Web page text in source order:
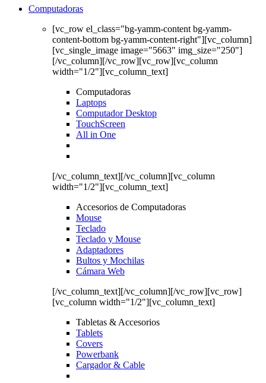
Computadoras
[vc_row el_class="bg-yamm-content bg-yamm-
content-bottom bg-yamm-content-right"][vc_column]
[vc_single_image image="5663" img_size="250"]
[/vc_column][/vc_row][vc_row][vc_column
width="1/2"][vc_column_text]
Computadoras
Laptops
Computador Desktop
TouchScreen
All in One
[/vc_column_text][/vc_column][vc_column
width="1/2"][vc_column_text]
Accesorios de Computadoras
Mouse
Teclado
Teclado y Mouse
Adaptadores
Bultos y Mochilas
Cámara Web
[/vc_column_text][/vc_column][/vc_row][vc_row]
[vc_column width="1/2"][vc_column_text]
Tabletas & Accesorios
Tablets
Covers
Powerbank
Cargador & Cable